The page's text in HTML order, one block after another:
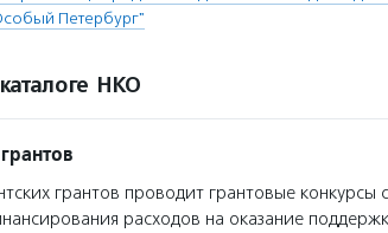
Петербург"
НКО
грантов проводит грантовые конкурсы
расходов на оказание